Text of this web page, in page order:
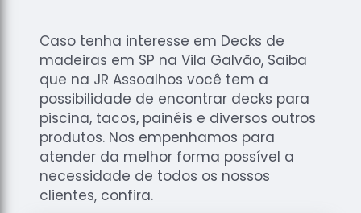
Caso tenha interesse em Decks de
madeiras em SP na Vila Galvão, Saiba
que na JR Assoalhos você tem a
possibilidade de encontrar decks para
piscina, tacos, painéis e diversos outros
produtos. Nos empenhamos para
atender da melhor forma possível a
necessidade de todos os nossos
clientes, confira.